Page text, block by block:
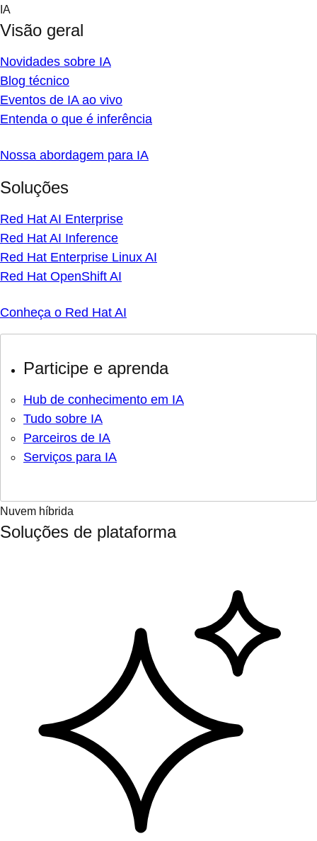
Skip
content
IA
Visão geral
Novidades sobre IA
Blog técnico
Eventos de IA ao vivo
Entenda o que é inferência
Nossa abordagem para IA
Soluções
Red Hat AI Enterprise
Red Hat AI Inference
Red Hat Enterprise Linux AI
Red Hat OpenShift AI
Conheça o Red Hat AI
Participe e aprenda
Hub de conhecimento em IA
Tudo sobre IA
Parceiros de IA
Serviços para IA
Nuvem híbrida
Soluções de plataforma